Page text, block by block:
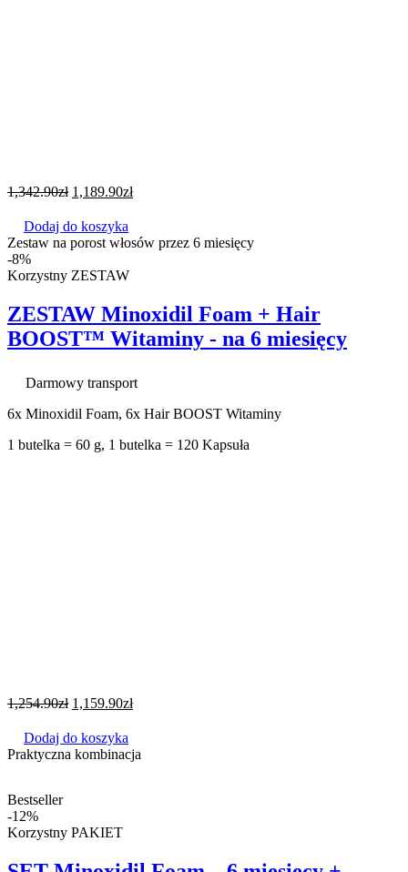
1,342.90zł 1,189.90zł
Dodaj do koszyka
Zestaw na porost włosów przez 6 miesięcy
-8%
Korzystny ZESTAW
ZESTAW Minoxidil Foam + Hair
BOOST™ Witaminy - na 6 miesięcy
Darmowy transport
6x Minoxidil Foam, 6x Hair BOOST Witaminy
1 butelka = 60 g, 1 butelka = 120 Kapsuła
1,254.90zł 1,159.90zł
Dodaj do koszyka
Praktyczna kombinacja
Bestseller
-12%
Korzystny PAKIET